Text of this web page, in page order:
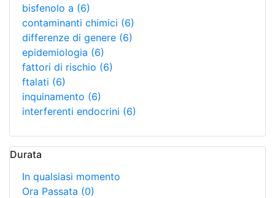
bisfenolo a (6)
contaminanti chimici (6)
differenze di genere (6)
epidemiologia (6)
fattori di rischio (6)
ftalati (6)
inquinamento (6)
interferenti endocrini (6)
Durata
In qualsiasi momento
Ora Passata (0)